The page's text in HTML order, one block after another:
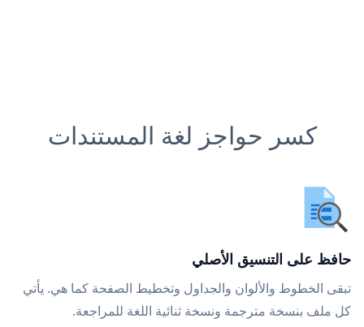
كسر حواجز لغة المستندات
حافظ على التنسيق الأصلي
تبقى الخطوط والألوان والجداول وتخطيط الصفحة كما هي. يأتي
كل ملف بنسخة مترجمة ونسخة ثنائية اللغة للمراجعة.